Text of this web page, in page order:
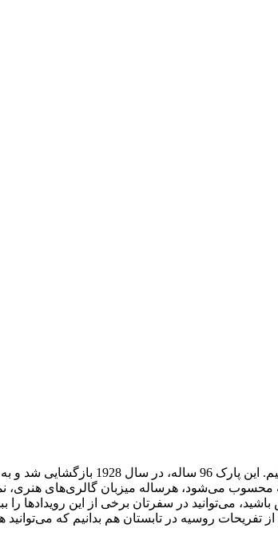
شاید بتوان یکی از بزرگ‌ترین و
محسوب می‌شود، هرساله میزبان گالری‌های هنری،
در سفرتان برخی از این رویدادها را
روسیه در تابستان هم بدانیم که می‌توانید